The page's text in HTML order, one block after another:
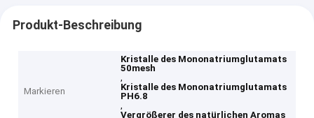
Produkt-Beschreibung
Markieren
Kristalle des Mononatriumglutamats
50mesh
,
Kristalle des Mononatriumglutamats
PH6.8
,
Vergrößerer des natürlichen Aromas